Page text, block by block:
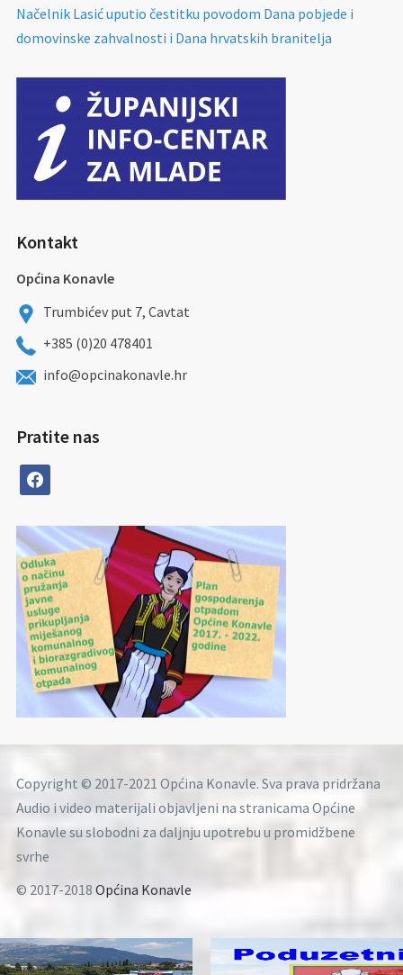
Načelnik Lasić uputio čestitku povodom Dana pobjede i
domovinske zahvalnosti i Dana hrvatskih branitelja
Kontakt
Općina Konavle
Trumbićev put 7, Cavtat
+385 (0)20 478401
info@opcinakonavle.hr
Pratite nas
facebook
Copyright © 2017-2021 Općina Konavle. Sva prava pridržana
Audio i video materijali objavljeni na stranicama Općine
Konavle su slobodni za daljnju upotrebu u promidžbene
svrhe
© 2017-2018 Općina Konavle